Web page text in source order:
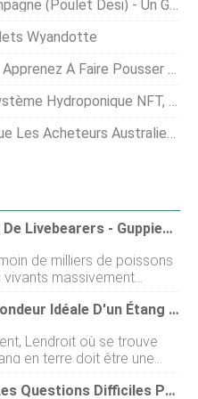
Desi) - Un Guide Complet
Wyandotte
Pousser Des Pommiers Melrose
NFT, Coût, Avantages
Ne Connaissent Pas L'industrie Des Œufs En Cage
Élevage De Livebearers - Guppies Et Swordtails
de milliers de poissons
vivants massivement
un réservoir. Laissez-
guider à travers le site à
vous guider dans lélevage
porteurs vivants comme
et le Swordtail. Deux des
La Profondeur Idéale D'un Étang À Poissons En Terre
Lendroit où se trouve
en terre doit être une
de sorte que
pas trop
Poser Les Questions Difficiles Pour Assurer Un Avenir Prospère Aux Ingrédients Marins